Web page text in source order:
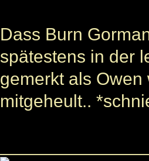
Dass Burn
spätestens in der
gemerkt als
mitgeheult..